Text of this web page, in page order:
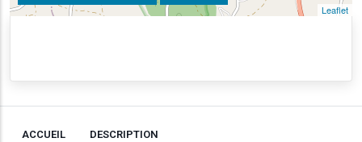
Leaflet
ACCUEIL DESCRIPTION